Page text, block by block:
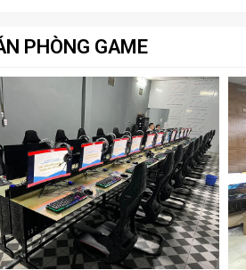
PHÒNG GAME